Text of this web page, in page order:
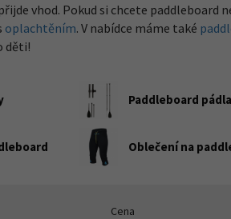
vhod. Pokud si chcete paddleboard
oplachtěním. V nabídce máme také
děti!
Paddleboard pádla
Oblečení na
Cena